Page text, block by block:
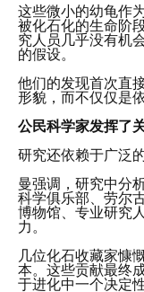
这些微小的幼龟作
被化石化的生命阶
究人员几乎没有机
的假设。
他们的发现首次直
形貌，而不仅仅是
公民科学家发挥了
研究还依赖于广泛
曼强调，研究中分
科学俱乐部、劳尔
博物馆、专业研究
力。
几位化石收藏家慷
本。这些贡献最终
于进化中一个决定